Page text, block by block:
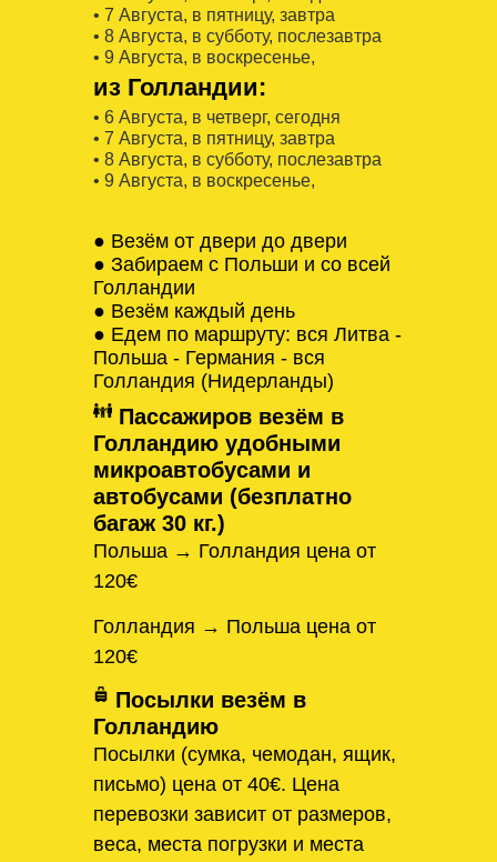
• 7 Августa, в пятницу, завтра
• 8 Августa, в субботу, послезавтра
• 9 Августa, в воскресенье,
из Голландии:
• 6 Августa, в четверг, сегодня
• 7 Августa, в пятницу, завтра
• 8 Августa, в субботу, послезавтра
• 9 Августa, в воскресенье,
● Везём от двери до двери
● Забираем с Польши и со всей
Голландии
● Везём каждый день
● Едем по маршруту: вся Литва -
Польша - Германия - вся
Голландия (Нидерланды)
Пассажиров везём в
Голландию удобными
микроавтобусами и
автобусами (безплатно
багаж 30 кг.)
Польша → Голландия цена от
120€
Голландия → Польша цена от
120€
Посылки везём в
Голландию
Посылки (сумка, чемодан, ящик,
письмо) цена от 40€. Цена
перевозки зависит от размеров,
веса, места погрузки и места